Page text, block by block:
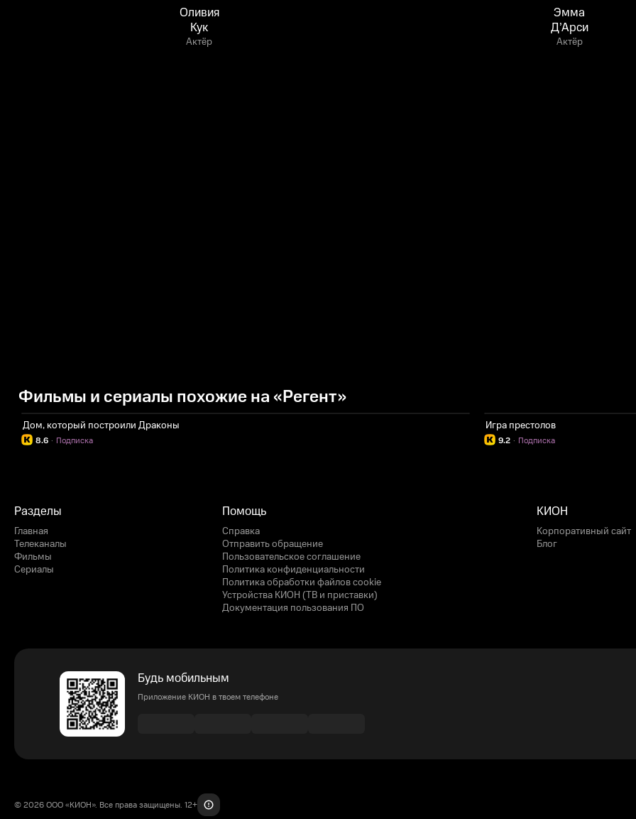
Оливия
Кук
Актёр
Эмма
Д’Арси
Актёр
Фильмы и сериалы похожие на «Регент»
Дом, который построили Драконы
8.6 Подписка
·
Игра престолов
9.2 Подписка
·
Разделы
Главная
Телеканалы
Фильмы
Сериалы
Помощь
Справка
Отправить обращение
Пользовательское соглашение
Политика конфиденциальности
Политика обработки файлов cookie
Устройства КИОН (ТВ и приставки)
Документация пользования ПО
КИОН
Корпоративный сайт
Блог
Будь мобильным
Приложение КИОН в твоем телефоне
© 2026 ООО «КИОН». Все права защищены. 12+